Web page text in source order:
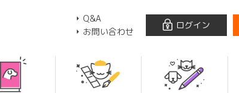
Q&A
お問い合わせ
ログイン